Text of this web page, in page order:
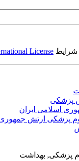
شرایط License
پزشکی
اسلامی ایران
پزشکی ارتش جمهوری
پزشکی, بهداشت